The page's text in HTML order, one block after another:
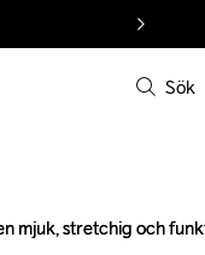
Sök
mjuk, stretchig och
mjuk, stretchig och